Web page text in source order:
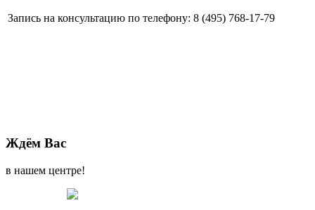
Запись на консультацию по телефону: 8 (495) 768-17-79
Ждём Вас
в нашем центре!